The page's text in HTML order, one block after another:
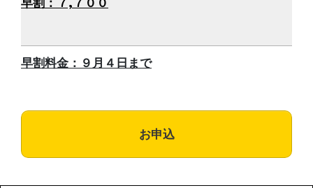
早割料金：９月４日まで
お申込